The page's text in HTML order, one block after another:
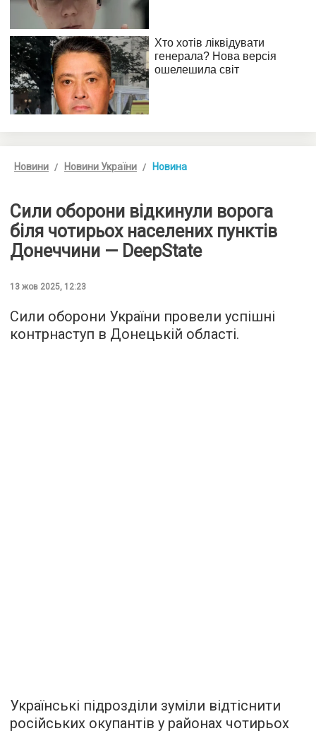
Новини Новини України Новина
Сили оборони відкинули ворога
біля чотирьох населених пунктів
Донеччини — DeepState
13 жов 2025, 12:23
Сили оборони України провели успішні
контрнаступ в Донецькій області.
Українські підрозділи зуміли відтіснити
російських окупантів у районах чотирьох